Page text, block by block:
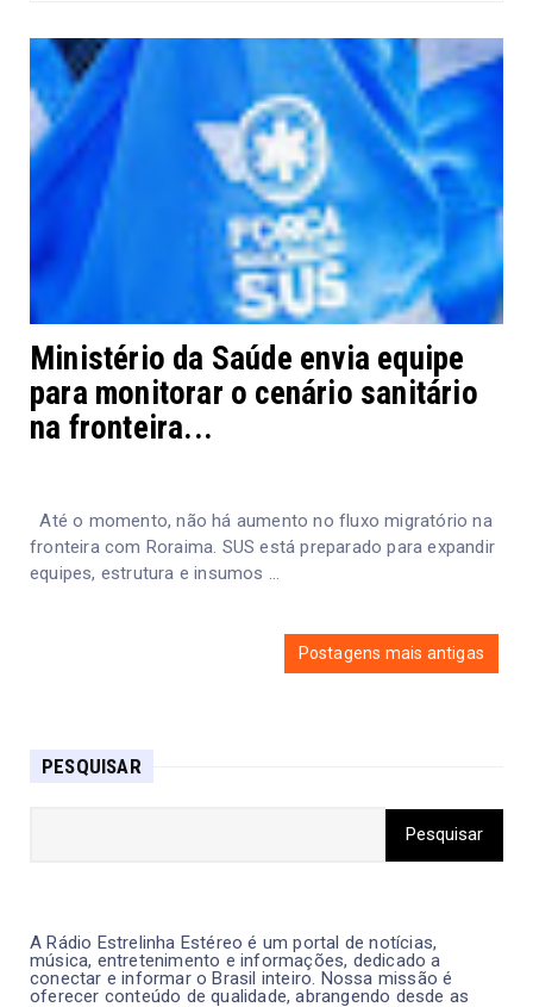
Ministério da Saúde envia equipe
para monitorar o cenário sanitário
na fronteira...
Até o momento, não há aumento no fluxo migratório na
fronteira com Roraima. SUS está preparado para expandir
equipes, estrutura e insumos ...
Postagens mais antigas
PESQUISAR
A Rádio Estrelinha Estéreo é um portal de notícias,
música, entretenimento e informações, dedicado a
conectar e informar o Brasil inteiro. Nossa missão é
oferecer conteúdo de qualidade, abrangendo desde as